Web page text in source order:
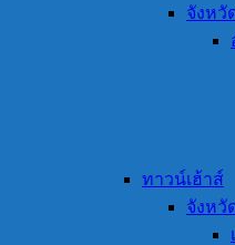
จังหวั
ทาวน์เฮ้าส์
จังหวั